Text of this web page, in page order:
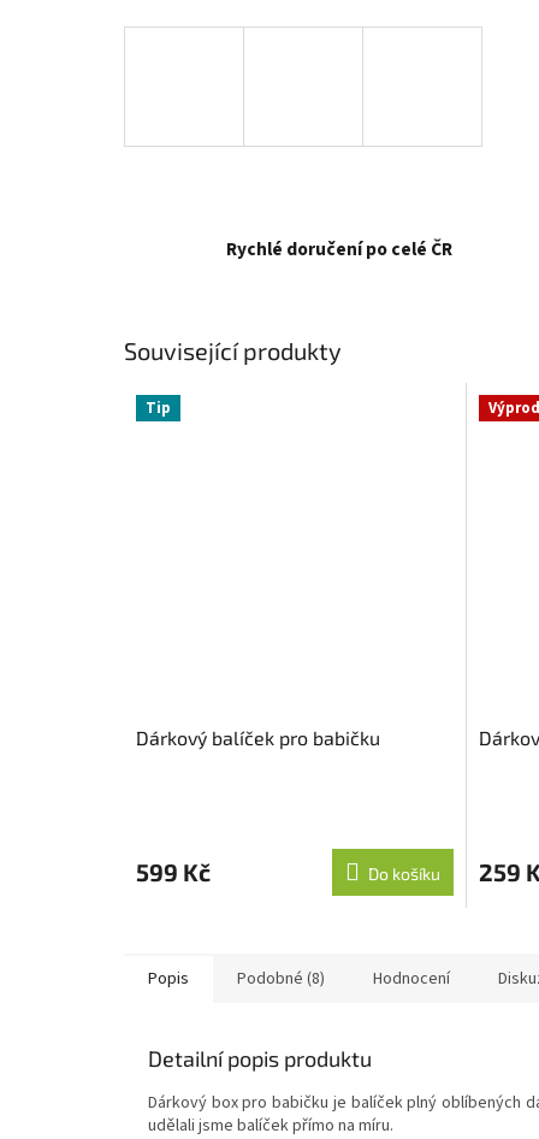
Rychlé doručení po celé ČR
Související produkty
Tip
Dárkový balíček pro babičku
599 Kč Do košíku 259
Popis Podobné (8) Hodnocení
Detailní popis produktu
Dárkový box pro babičku je balíček plný oblíbených
udělali jsme balíček přímo na míru.